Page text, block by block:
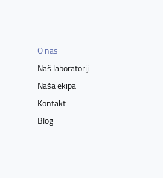
O nas
Naš laboratorij
Naša ekipa
Kontakt
Blog